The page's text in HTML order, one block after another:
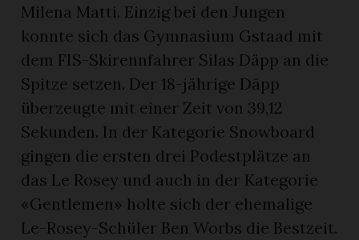
Milena Matti. Einzig bei den Jungen
konnte sich das Gymnasium Gstaad mit
dem FIS-Skirennfahrer Silas Däpp an die
Spitze setzen. Der 18-jährige Däpp
überzeugte mit einer Zeit von 39,12
Sekunden. In der Kategorie Snowboard
gingen die ersten drei Podestplätze an
das Le Rosey und auch in der Kategorie
«Gentlemen» holte sich der ehemalige
Le-Rosey-Schüler Ben Worbs die Bestzeit.